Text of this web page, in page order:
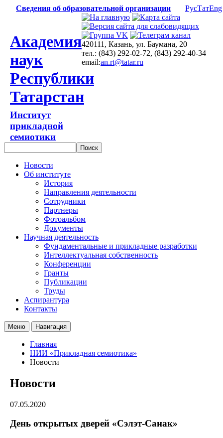
Сведения об образовательной организации РусТатEng
Академия
наук
Республики
Татарстан
Институт
прикладной
семиотики
420111, Казань, ул. Баумана, 20
тел.: (843) 292-02-72, (843) 292-40-34
email:an.rt@tatar.ru
Новости
Об институте
История
Направления деятельности
Сотрудники
Партнеры
Фотоальбом
Документы
Научная деятельность
Фундаментальные и прикладные разработки
Интеллектуальная собственность
Конференции
Гранты
Публикации
Труды
Аспирантура
Контакты
Меню Навигация
Главная
НИИ «Прикладная семиотика»
Новости
Новости
07.05.2020
День открытых дверей «Сэлэт-Санак»